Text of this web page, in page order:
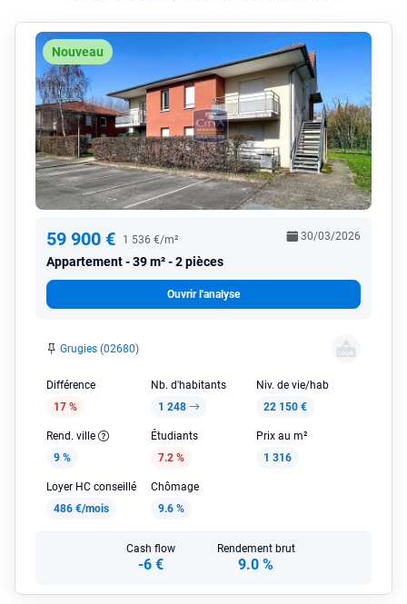
Nouveau
59 900 € 1 536 €/m²
Appartement 39 m² - 2 pièces
30/03/2026
Ouvrir l'analyse
Grugies (02680)
Différence
17 %
Nb. d'habitants
1 248
Niv. de vie/hab
22 150 €
Rend. ville
9 %
Étudiants
7.2 %
Prix au m²
1 316
Loyer HC conseillé
486 €/mois
Chômage
9.6 %
Cash flow
-6 €
Rendement brut
9.0 %